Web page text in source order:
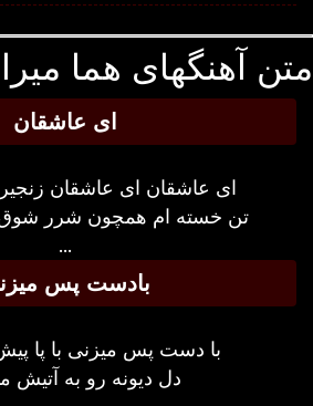
آهنگهای هما
ای عاشقان
ای عاشقان ای عاشقان زنجیر
تن خسته ام همچون شرر شوق
بادست پس
با دست پس میزنی با پا
دل دیونه رو به آتیش